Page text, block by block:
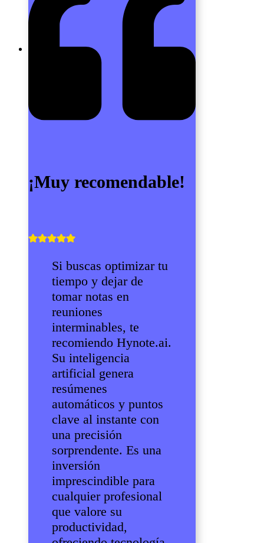
¡Muy recomendable!
Si buscas optimizar tu
tiempo y dejar de
tomar notas en
reuniones
interminables, te
recomiendo Hynote.ai.
Su inteligencia
artificial genera
resúmenes
automáticos y puntos
clave al instante con
una precisión
sorprendente. Es una
inversión
imprescindible para
cualquier profesional
que valore su
productividad,